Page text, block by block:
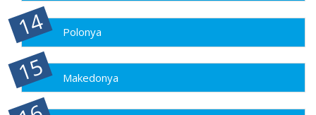
Polonya
Makedonya